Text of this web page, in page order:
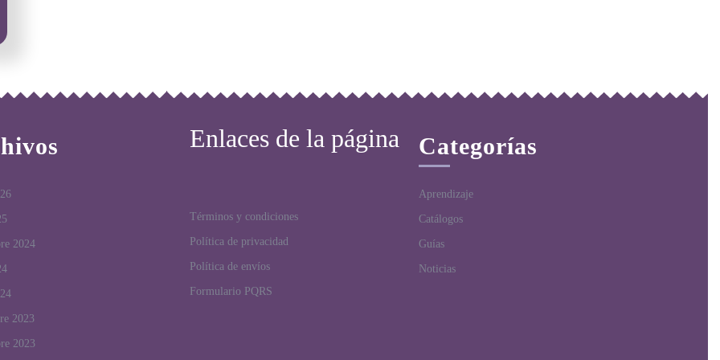
2024
2023
2023
Enlaces de la página
Términos y condiciones
Política de privacidad
Política de envíos
Formulario PQRS
Categorías
Aprendizaje
Catálogos
Guías
Noticias